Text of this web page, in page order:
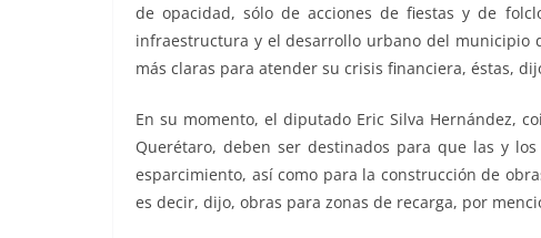
de opacidad, sólo de acciones de fiestas y de
infraestructura y el desarrollo urbano del municipio
más claras para atender su crisis financiera, éstas,
En su momento, el diputado Eric Silva Hernández,
Querétaro, deben ser destinados para que las y
esparcimiento, así como para la construcción de
es decir, dijo, obras para zonas de recarga, por